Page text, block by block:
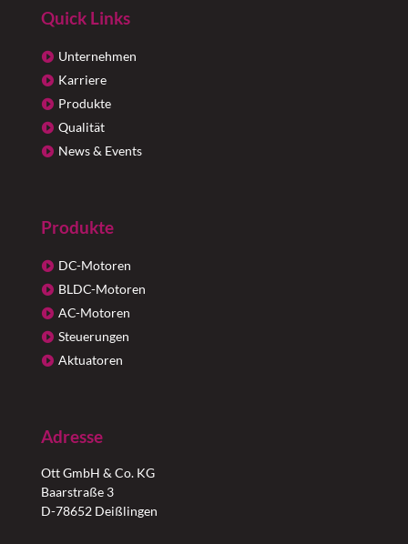
Quick Links
Unternehmen
Karriere
Produkte
Qualität
News & Events
Produkte
DC-Motoren
BLDC-Motoren
AC-Motoren
Steuerungen
Aktuatoren
Adresse
Ott GmbH & Co. KG
Baarstraße 3
D-78652 Deißlingen